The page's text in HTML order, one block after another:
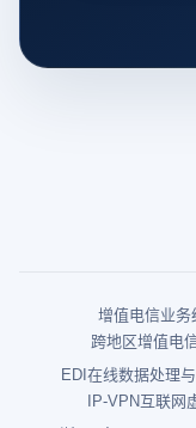
增值电信业
跨地区增值电
EDI在线数据处理
IP-VPN互联网